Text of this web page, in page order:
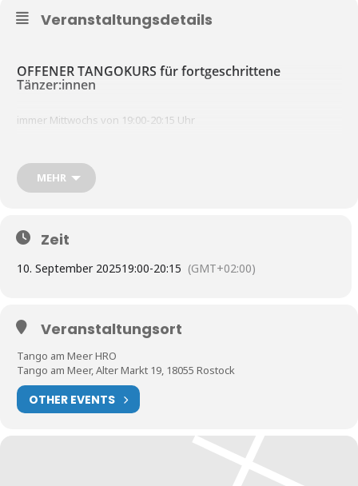
Veranstaltungsdetails
OFFENER TANGOKURS für fortgeschrittene
Tänzer:innen
immer Mittwochs von 19:00-20:15 Uhr
Info unterwww.tangoammeer.de/kurse
Tanzsaal
Wir bitten sehr um eine Anmeldung unter
www.tangoammeer.de/anmeldung
besser planen können
MEHR
Zeit
10. September 202519:00-20:15 (GMT+02:00)
Veranstaltungsort
Tango am Meer HRO
Tango am Meer, Alter Markt 19, 18055 Rostock
OTHER EVENTS